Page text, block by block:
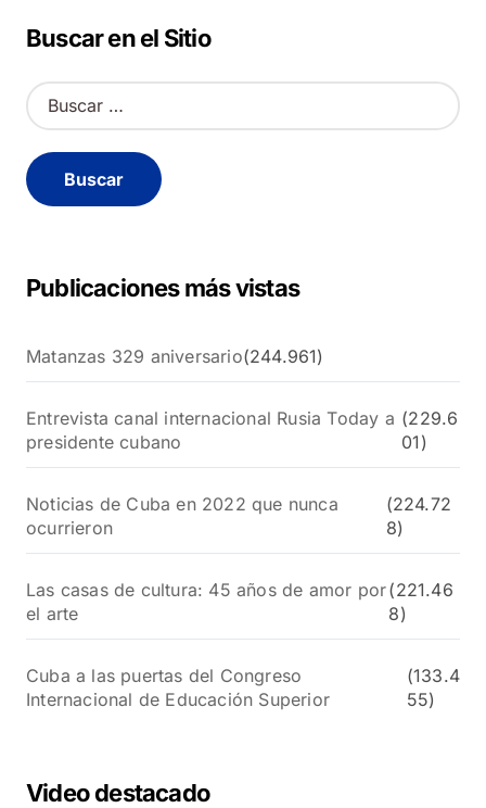
Buscar en el Sitio
B
u
c
a
Publicaciones más vistas
Matanzas 329 aniversario(244.961)
Entrevista canal internacional Rusia Today a
presidente cubano
(229.6
01)
Noticias de Cuba en 2022 que nunca
ocurrieron
(224.72
8)
Las casas de cultura: 45 años de amor por
el arte
(221.46
8)
Cuba a las puertas del Congreso
Internacional de Educación Superior
(133.4
55)
Video destacado